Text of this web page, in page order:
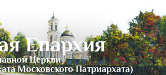
Епархия
Церкви
Московского Патриархата)